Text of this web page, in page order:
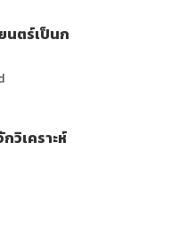
นตร์เป็นก
วิเคราะห์